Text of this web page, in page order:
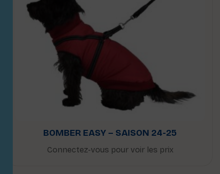
BOMBER EASY – SAISON 24-25
Connectez-vous pour voir les prix